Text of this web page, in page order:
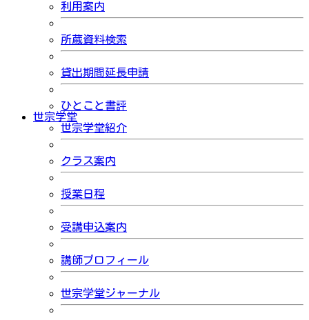
利用案内
所蔵資料検索
貸出期間延長申請
ひとこと書評
世宗学堂
世宗学堂紹介
クラス案内
授業日程
受講申込案内
講師プロフィール
世宗学堂ジャーナル